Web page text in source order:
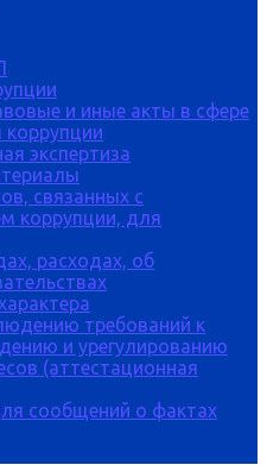
и иные акты в сфере
коррупции
экспертиза
связанных с
коррупции, для
расходах, об
требований к
и урегулированию
(аттестационная
сообщений о фактах